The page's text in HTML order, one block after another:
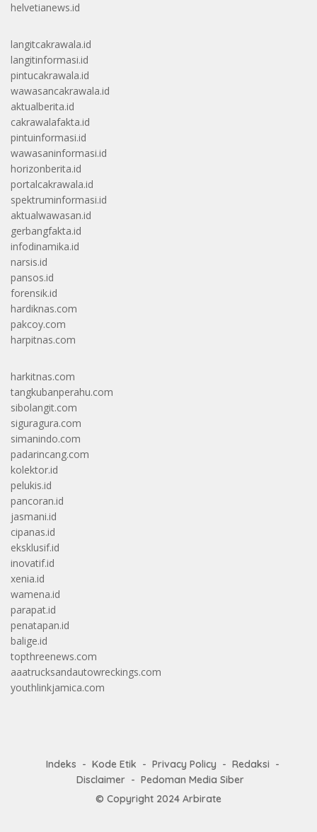
helvetianews.id
langitcakrawala.id
langitinformasi.id
pintucakrawala.id
wawasancakrawala.id
aktualberita.id
cakrawalafakta.id
pintuinformasi.id
wawasaninformasi.id
horizonberita.id
portalcakrawala.id
spektruminformasi.id
aktualwawasan.id
gerbangfakta.id
infodinamika.id
narsis.id
pansos.id
forensik.id
hardiknas.com
pakcoy.com
harpitnas.com
harkitnas.com
tangkubanperahu.com
sibolangit.com
siguragura.com
simanindo.com
padarincang.com
kolektor.id
pelukis.id
pancoran.id
jasmani.id
cipanas.id
eksklusif.id
inovatif.id
xenia.id
wamena.id
parapat.id
penatapan.id
balige.id
topthreenews.com
aaatrucksandautowreckings.com
youthlinkjamica.com
Indeks Kode Etik Privacy Policy
Redaksi
Disclaimer
Pedoman Media Siber
© Copyright 2024 Arbirate